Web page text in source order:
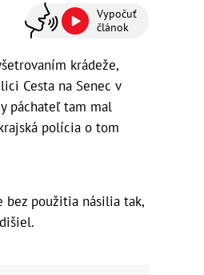
Vypočuť
článok
krádeže,
Cesta na Senec v
páchateľ tam mal
polícia o tom
bez použitia násilia tak,